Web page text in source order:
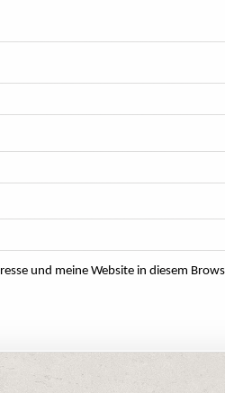
und meine Website in diesem